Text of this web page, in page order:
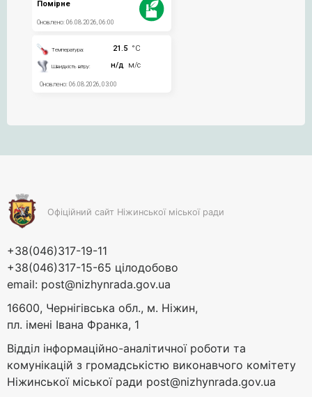
Офіційний сайт Ніжинської міської ради
+38(046)317-19-11
+38(046)317-15-65 цілодобово
email: post@nizhynrada.gov.ua
16600, Чернігівська обл., м. Ніжин,
пл. імені Івана Франка, 1
Відділ інформаційно-аналітичної роботи та
комунікацій з громадськістю виконавчого комітету
Ніжинської міської ради post@nizhynrada.gov.ua